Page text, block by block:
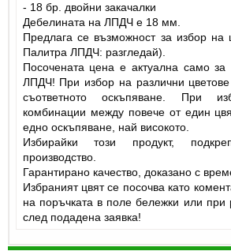
- 18 бр. двойни закачалки
Дебелината на ЛПДЧ е 18 мм.
Предлага се възможност за избор
Палитра ЛПДЧ: разгледай).
Посочената цена е актуална само за
ЛПДЧ! При избор на различни
съответното оскъпяване. При
комбинации между повече от един
едно оскъпяване, най високото.
Избирайки този продукт,
производство.
Гарантирано качество, доказано с
Избраният цвят се посочва като
на поръчката в поле бележки или при
след подадена заявка!